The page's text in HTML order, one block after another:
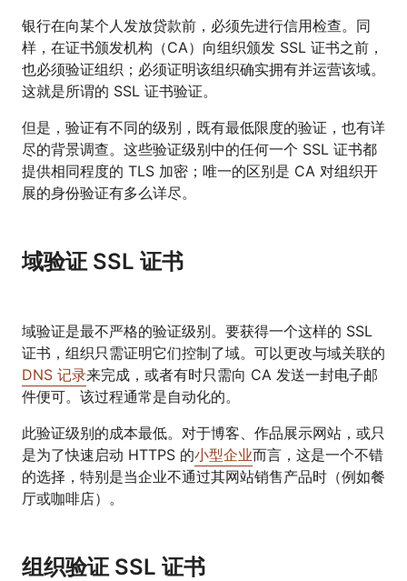
银行在向某个人发放贷款前，必须先进行信用检查。同
样，在证书颁发机构（CA）向组织颁发 SSL 证书之前，
也必须验证组织；必须证明该组织确实拥有并运营该域。
这就是所谓的 SSL 证书验证。
但是，验证有不同的级别，既有最低限度的验证，也有详
尽的背景调查。这些验证级别中的任何一个 SSL 证书都
提供相同程度的 TLS 加密；唯一的区别是 CA 对组织开
展的身份验证有多么详尽。
域验证 SSL 证书
域验证是最不严格的验证级别。要获得一个这样的 SSL
证书，组织只需证明它们控制了域。可以更改与域关联的
DNS 记录来完成，或者有时只需向 CA 发送一封电子邮
件便可。该过程通常是自动化的。
此验证级别的成本最低。对于博客、作品展示网站，或只
是为了快速启动 HTTPS 的小型企业而言，这是一个不错
的选择，特别是当企业不通过其网站销售产品时（例如餐
厅或咖啡店）。
组织验证 SSL 证书